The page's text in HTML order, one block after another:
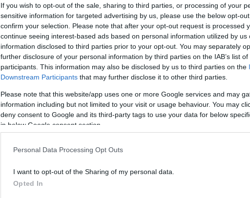
If you wish to opt-out of the sale, sharing to third parties, or processing of your
sensitive information for targeted advertising by us, please use the below opt-
confirm your selection. Please note that after your opt-out request is processed
continue seeing interest-based ads based on personal information utilized by us
information disclosed to third parties prior to your opt-out. You may separately
further disclosure of your personal information by third parties on the IAB’s list
participants. This information may also be disclosed by us to third parties on the
Downstream Participants that may further disclose it to other third parties.
Please note that this website/app uses one or more Google services and may
information including but not limited to your visit or usage behaviour. You may
deny consent to Google and its third-party tags to use your data for below
in below Google consent section.
Personal Data Processing Opt Outs
I want to opt-out of the Sharing of my personal data.
Opted In